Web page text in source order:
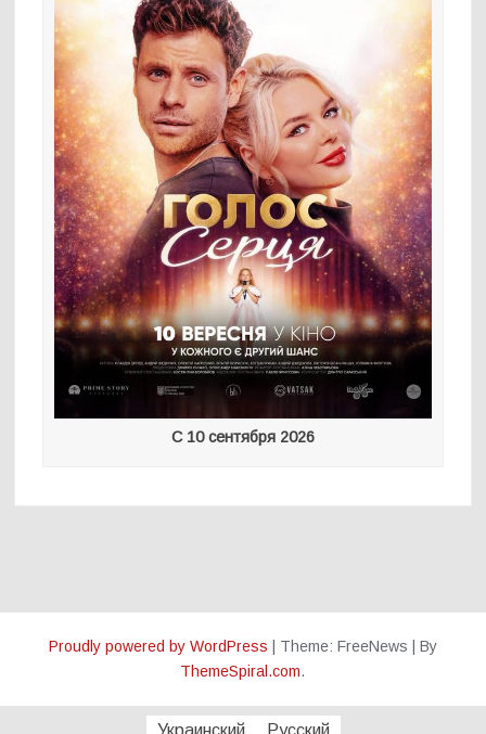
С 10 сентября 2026
Proudly powered by WordPress Theme: FreeNews
By
ThemeSpiral.com.
Украинский Русский